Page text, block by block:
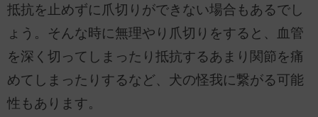
抵抗を止めずに爪切りができない場合もあるでし
ょう。そんな時に無理やり爪切りをすると、血管
を深く切ってしまったり抵抗するあまり関節を痛
めてしまったりするなど、犬の怪我に繋がる可能
性もあります。